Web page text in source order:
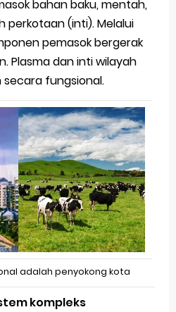
bahan baku, mentah,
perkotaan (inti). Melalui
pemasok bergerak
Plasma dan inti wilayah
fungsional.
adalah penyokong kota
kompleks